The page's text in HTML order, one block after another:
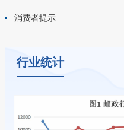
消费者提示
行业统计